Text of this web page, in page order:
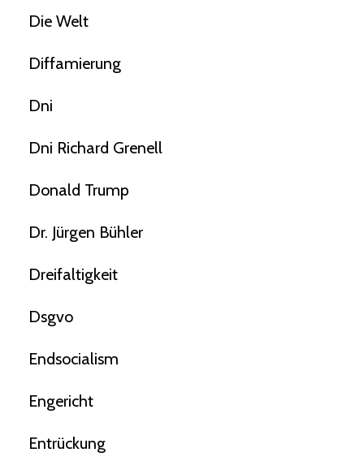
Die Welt
Diffamierung
Dni
Dni Richard Grenell
Donald Trump
Dr. Jürgen Bühler
Dreifaltigkeit
Dsgvo
Endsocialism
Engericht
Entrückung